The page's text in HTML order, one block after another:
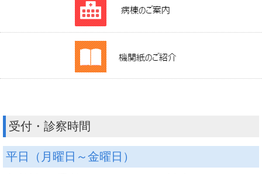
受付・診察時間
平日（月曜日～金曜日）